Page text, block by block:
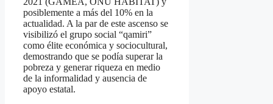
posiblemente a más del 10% en la
actualidad. A la par de este ascenso se
visibilizó el grupo social “qamiri”
como élite económica y sociocultural,
demostrando que se podía superar la
pobreza y generar riqueza en medio
de la informalidad y ausencia de
apoyo estatal.